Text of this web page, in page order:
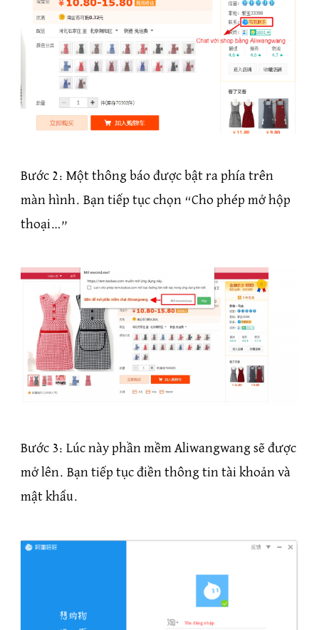
Bước 2: Một thông báo được bật ra phía trên
màn hình. Bạn tiếp tục chọn “Cho phép mở hộp
thoại…”
Bước 3: Lúc này phần mềm Aliwangwang sẽ được
mở lên. Bạn tiếp tục điền thông tin tài khoản và
mật khẩu.